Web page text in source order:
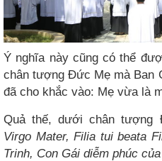
Ý nghĩa này cũng có thể
chân tượng Đức Mẹ mà Ban
đã cho khắc vào: Mẹ vừa là
Quả thế, dưới chân tượng
Virgo Mater, Filia tui beata
Trinh, Con Gái diễm phúc